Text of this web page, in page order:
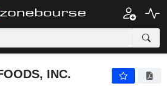
INC.
INC.